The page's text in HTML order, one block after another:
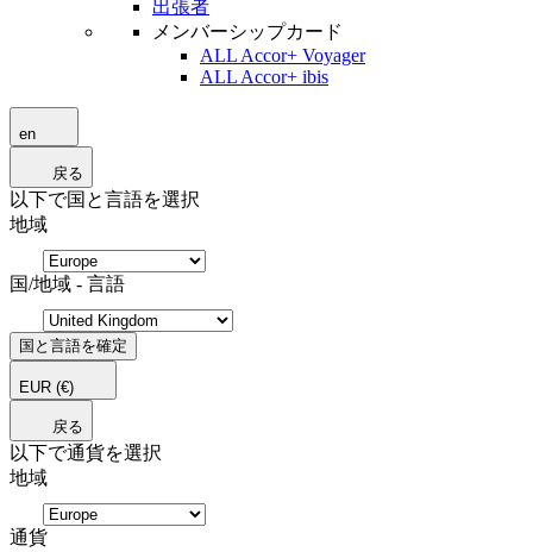
出張者
メンバーシップカード
ALL Accor+ Voyager
ALL Accor+ ibis
en
戻る
以下で国と言語を選択
地域
国/地域 - 言語
国と言語を確定
EUR (€)
戻る
以下で通貨を選択
地域
通貨